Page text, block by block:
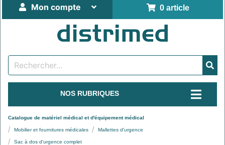
0 article
Mon compte
NOS RUBRIQUES
Catalogue de matériel médical et d'équipement médical
Mobilier et fournitures médicales Mallettes d'urgence
Sac à dos d'urgence complet